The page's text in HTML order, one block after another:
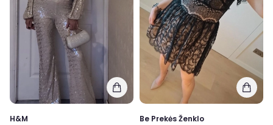
H&M
Be Prekės Ženklo
Pirkir Parduok
nebenaudojamas, bei naujas prekes
ir dar užsidirbk, ar gali būti kažkas dar geriau?
Prisijunk prie mūsų ir tapkExTing dalimi
ExTing bendruomenėje jau 6000+ narių.
Registruotis →